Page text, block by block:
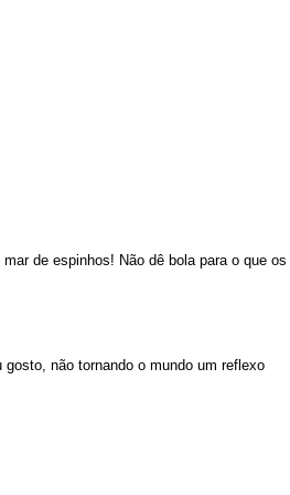
de espinhos! Não dê bola para o que os
não tornando o mundo um reflexo